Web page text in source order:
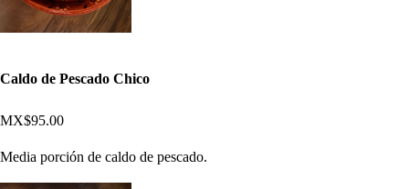
Caldo de Pescado Chico
MX$95.00
Media porción de caldo de pescado.